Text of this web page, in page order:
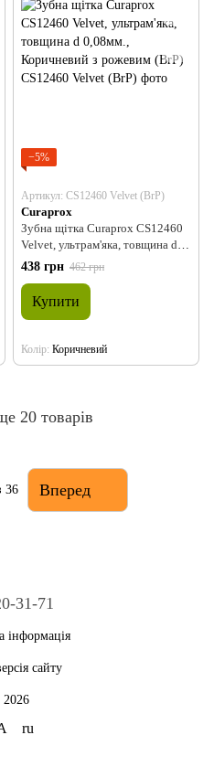
−5%
Артикул: CS12460 Velvet (BrP)
Curaprox
Зубна щітка Curaprox CS12460
Velvet, ультрам'яка, товщина d
0,08мм., Коричневий з рожевим
438 грн 462 грн
Купити
Колір Коричневий
20 товарів
36 Вперед
31-71
інформація
сайту
ru